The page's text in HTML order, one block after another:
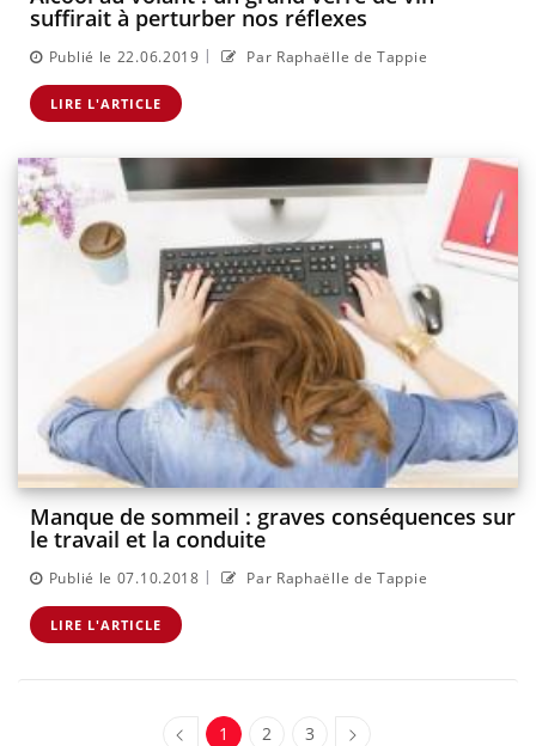
suffirait à perturber nos réflexes
Publié le 22.06.2019 | Par Raphaëlle de Tappie
LIRE L'ARTICLE
Manque de sommeil : graves conséquences sur
le travail et la conduite
Publié le 07.10.2018 | Par Raphaëlle de Tappie
LIRE L'ARTICLE
1 2 3